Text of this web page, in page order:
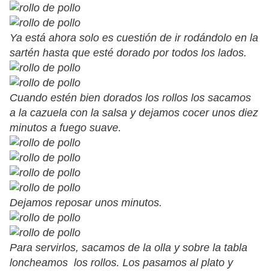
Ya está ahora solo es cuestión de ir rodándolo en la
sartén hasta que esté dorado por todos los lados.
Cuando estén bien dorados los rollos los sacamos
a la cazuela con la salsa y dejamos cocer unos diez
minutos a fuego suave.
Dejamos reposar unos minutos.
Para servirlos, sacamos de la olla y sobre la tabla
loncheamos los rollos. Los pasamos al plato y